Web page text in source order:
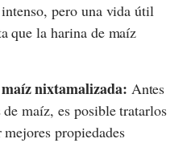
pero una vida útil
que la harina de maíz
nixtamalizada: Antes
maíz, es posible tratarlos
propiedades